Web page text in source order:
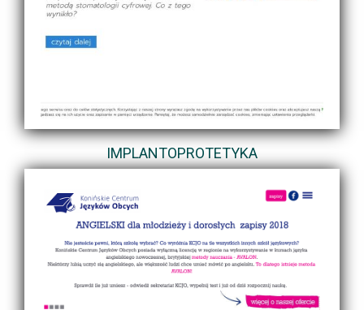
IMPLANTOPROTETYKA